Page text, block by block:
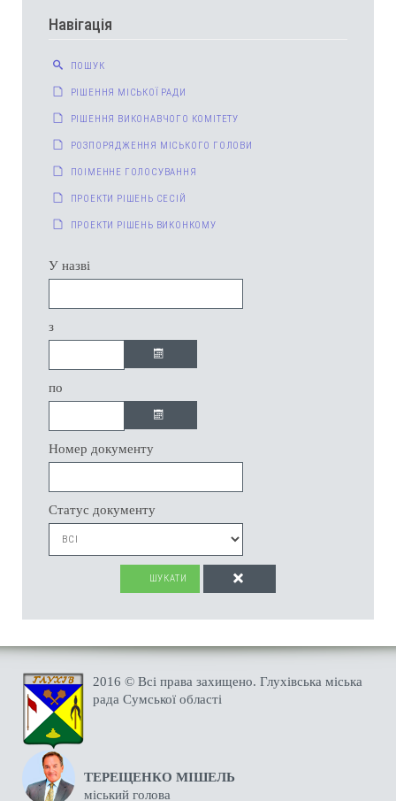
Навігація
ПОШУК
РІШЕННЯ МІСЬКОЇ РАДИ
РІШЕННЯ ВИКОНАВЧОГО КОМІТЕТУ
РОЗПОРЯДЖЕННЯ МІСЬКОГО ГОЛОВИ
ПОІМЕННЕ ГОЛОСУВАННЯ
ПРОЕКТИ РІШЕНЬ СЕСІЙ
ПРОЕКТИ РІШЕНЬ ВИКОНКОМУ
У назві
з
по
Номер документу
Статус документу
ШУКАТИ
2016 © Всі права захищено. Глухівська міська
рада Сумської області
ТЕРЕЩЕНКО МІШЕЛЬ
міський голова